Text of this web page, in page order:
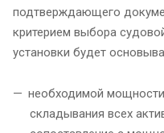
подтверждающего
критерием выбора
установки будет
необходимой
складывания всех